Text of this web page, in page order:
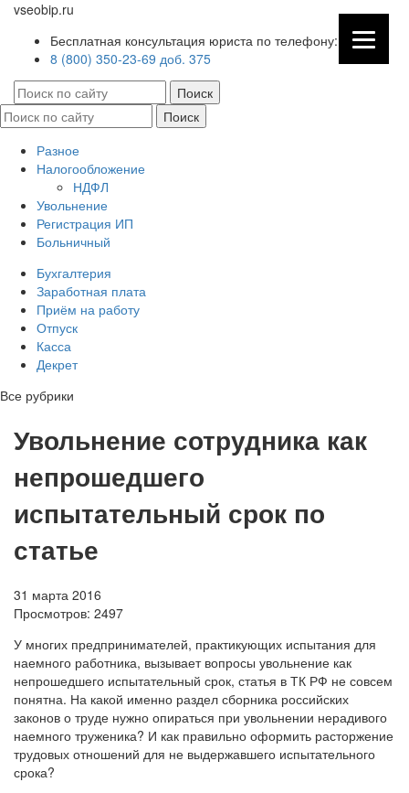
vseobip.ru
Бесплатная консультация юриста по телефону:
8 (800) 350-23-69 доб. 375
Разное
Налогообложение
НДФЛ
Увольнение
Регистрация ИП
Больничный
Бухгалтерия
Заработная плата
Приём на работу
Отпуск
Касса
Декрет
Все рубрики
Увольнение сотрудника как
непрошедшего
испытательный срок по
статье
31 марта 2016
Просмотров: 2497
У многих предпринимателей, практикующих испытания для
наемного работника, вызывает вопросы увольнение как
непрошедшего испытательный срок, статья в ТК РФ не совсем
понятна. На какой именно раздел сборника российских
законов о труде нужно опираться при увольнении нерадивого
наемного труженика? И как правильно оформить расторжение
трудовых отношений для не выдержавшего испытательного
срока?